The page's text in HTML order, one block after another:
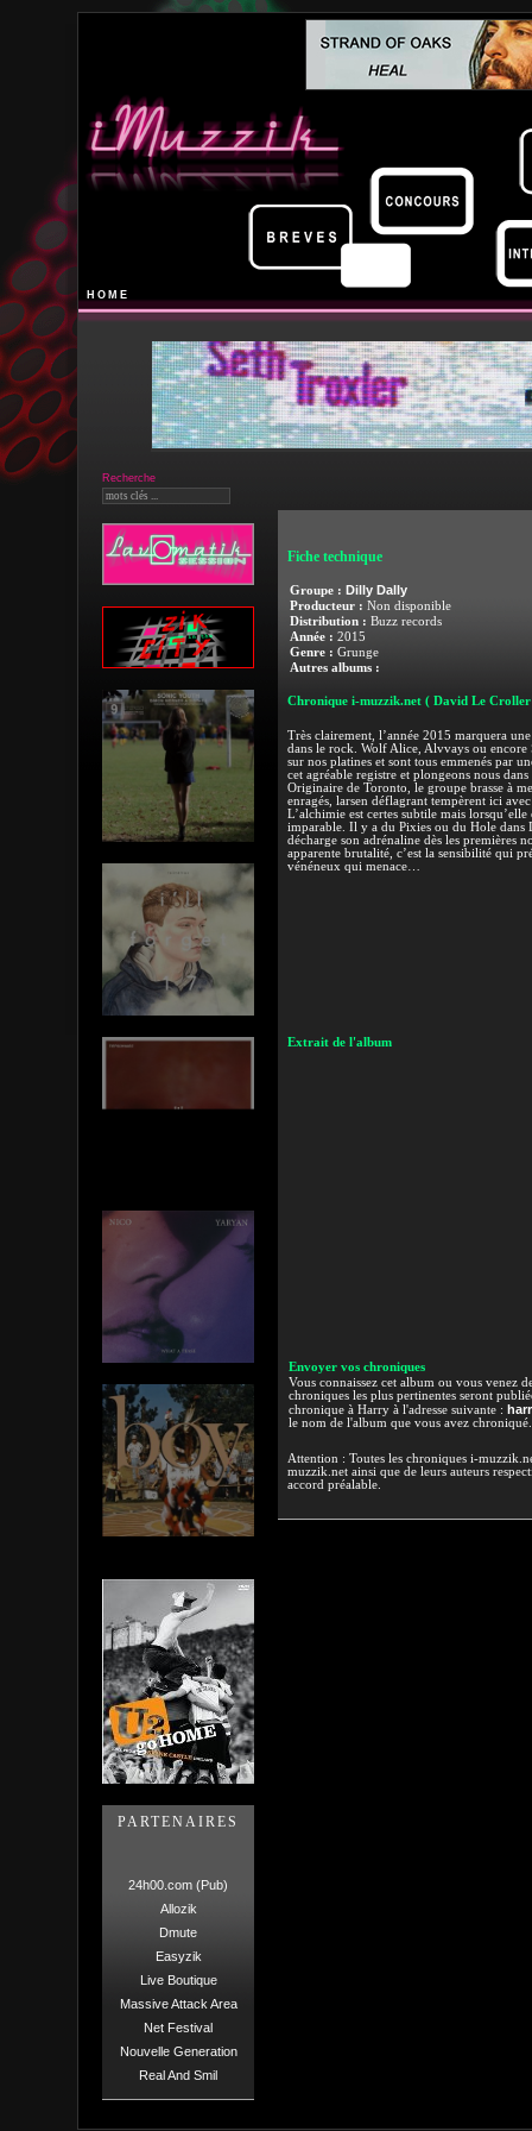
HOME
Recherche
PARTENAIRES
24h00.com (Pub)
Allozik
Dmute
Easyzik
Live Boutique
Massive Attack Area
Net Festival
Nouvelle Generation
Real And Smil
Fiche technique
Groupe : Dilly Dally
Producteur : Non disponible
Distribution : Buzz records
Année : 2015
Genre : Grunge
Autres albums :
Chronique i-muzzik.net ( David Le Croller
Très clairement, l’année 2015 marquera
dans le rock. Wolf Alice, Alvvays ou encore
sur nos platines et sont tous emmenés par
cet agréable registre et plongeons nous
Originaire de Toronto, le groupe brasse à
enragés, larsen déflagrant tempèrent ici
L’alchimie est certes subtile mais
imparable. Il y a du Pixies ou du Hole
décharge son adrénaline dès les premières
apparente brutalité, c’est la sensibilité qui
vénéneux qui menace…
Extrait de l'album
Envoyer vos chroniques
Vous connaissez cet album ou vous venez
chroniques les plus pertinentes seront
chronique à Harry à l'adresse suivante :
le nom de l'album que vous avez
Attention : Toutes les chroniques i-
muzzik.net ainsi que de leurs auteurs
accord préalable.